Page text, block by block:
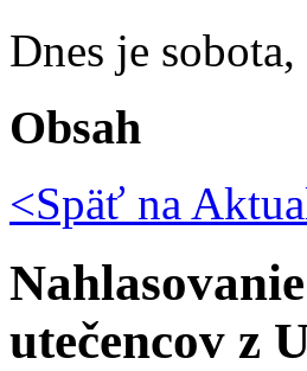
Dnes je sobota,
Obsah
<Späť na
utečencov z